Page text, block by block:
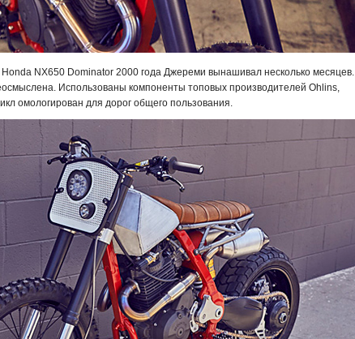
NX650 Dominator 2000 года Джереми вынашивал несколько месяцев.
Использованы компоненты топовых производителей Ohlins,
омологирован для дорог общего пользования.